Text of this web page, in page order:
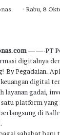
SendRabu, 8
——-PT
digitalnya
By Pegadaian.
digital
layanan gadai,
platform yang
di